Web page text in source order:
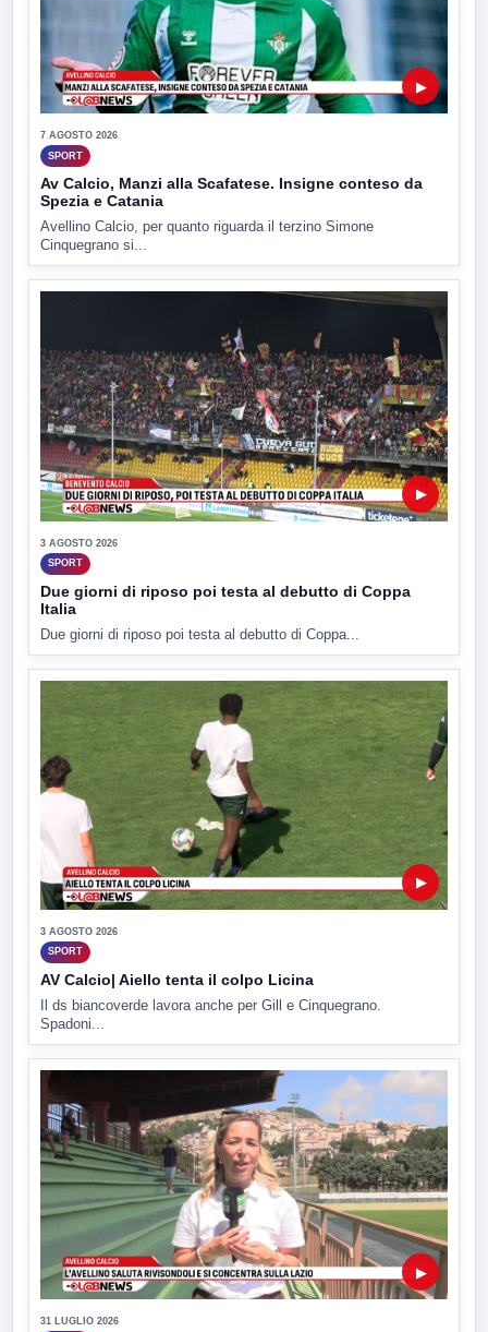
▶
7 AGOSTO 2026
SPORT
Av Calcio, Manzi alla Scafatese. Insigne conteso da
Spezia e Catania
Avellino Calcio, per quanto riguarda il terzino Simone
Cinquegrano si...
▶
3 AGOSTO 2026
SPORT
Due giorni di riposo poi testa al debutto di Coppa
Italia
Due giorni di riposo poi testa al debutto di Coppa...
▶
3 AGOSTO 2026
SPORT
AV Calcio| Aiello tenta il colpo Licina
Il ds biancoverde lavora anche per Gill e Cinquegrano.
Spadoni...
▶
31 LUGLIO 2026